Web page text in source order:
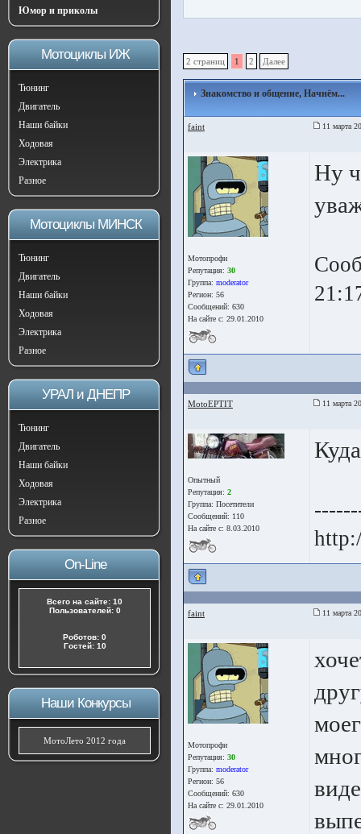
Юмор и приколы
Мотоциклы ИЖ
Тюнинг
Двигатель
Наши байки
Ходовая
Электрика
Разное
Мотоциклы МИНСК
Тюнинг
Двигатель
Наши байки
Ходовая
Электрика
Разное
УРАЛ и ДНЕПР
Тюнинг
Двигатель
Наши байки
Ходовая
Электрика
Разное
On-Line
Всего на сайте: 10
Пользователей: 0
Роботов: 0
Гостей: 10
Наши Конкурсы
МотоЛето 2012 года
2 страниц 1 2 Далее
Знакомство и общение, Начнём...
faint 11 марта
Мотопрофи
Репутация: 30
Группа: moderator
Регион: 56
Сообщений: 630
На сайте с: 29.01.2010
Ну
MotoEPTIT 11 марта
Опытный
Репутация: 2
Группа: Посетители
Сообщений: 110
На сайте с: 8.03.2010
faint 11 марта
Мотопрофи
Репутация: 30
Группа: moderator
Регион: 56
Сообщений: 630
На сайте с: 29.01.2010